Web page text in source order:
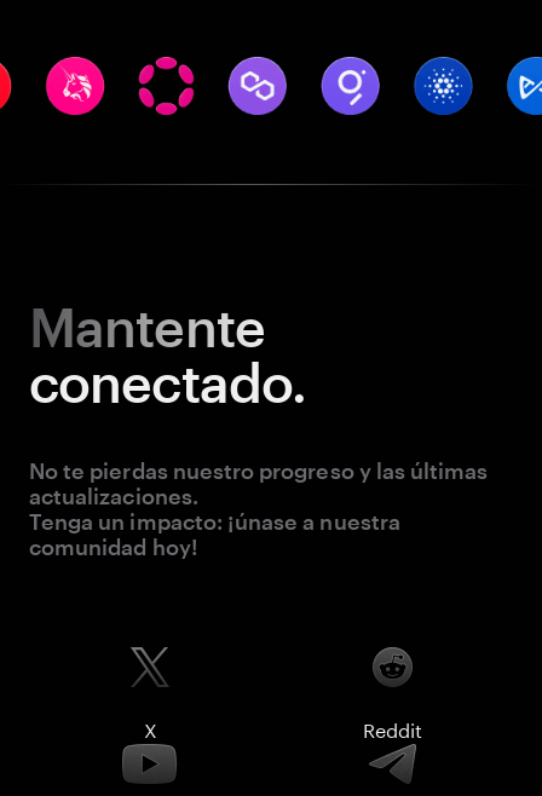
Mantente
conectado.
No te pierdas nuestro progreso y las últimas
actualizaciones.
Tenga un impacto: ¡únase a nuestra
comunidad hoy!
X Reddit